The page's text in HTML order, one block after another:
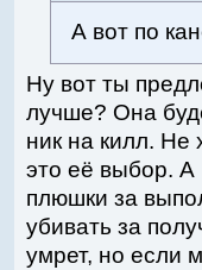
А вот по
Ну вот ты
лучше? Она
ник на килл. Не
это её выбор. А
плюшки за
убивать за
умрет, но если